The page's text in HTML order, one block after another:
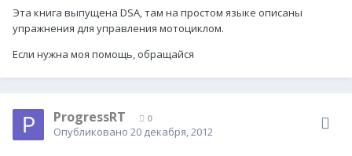
Эта книга выпущена DSA, там на простом языке описаны
упражнения для управления мотоциклом.
Если нужна моя помощь, обращайся
ProgressRT 0
Опубликовано 20 декабря, 2012